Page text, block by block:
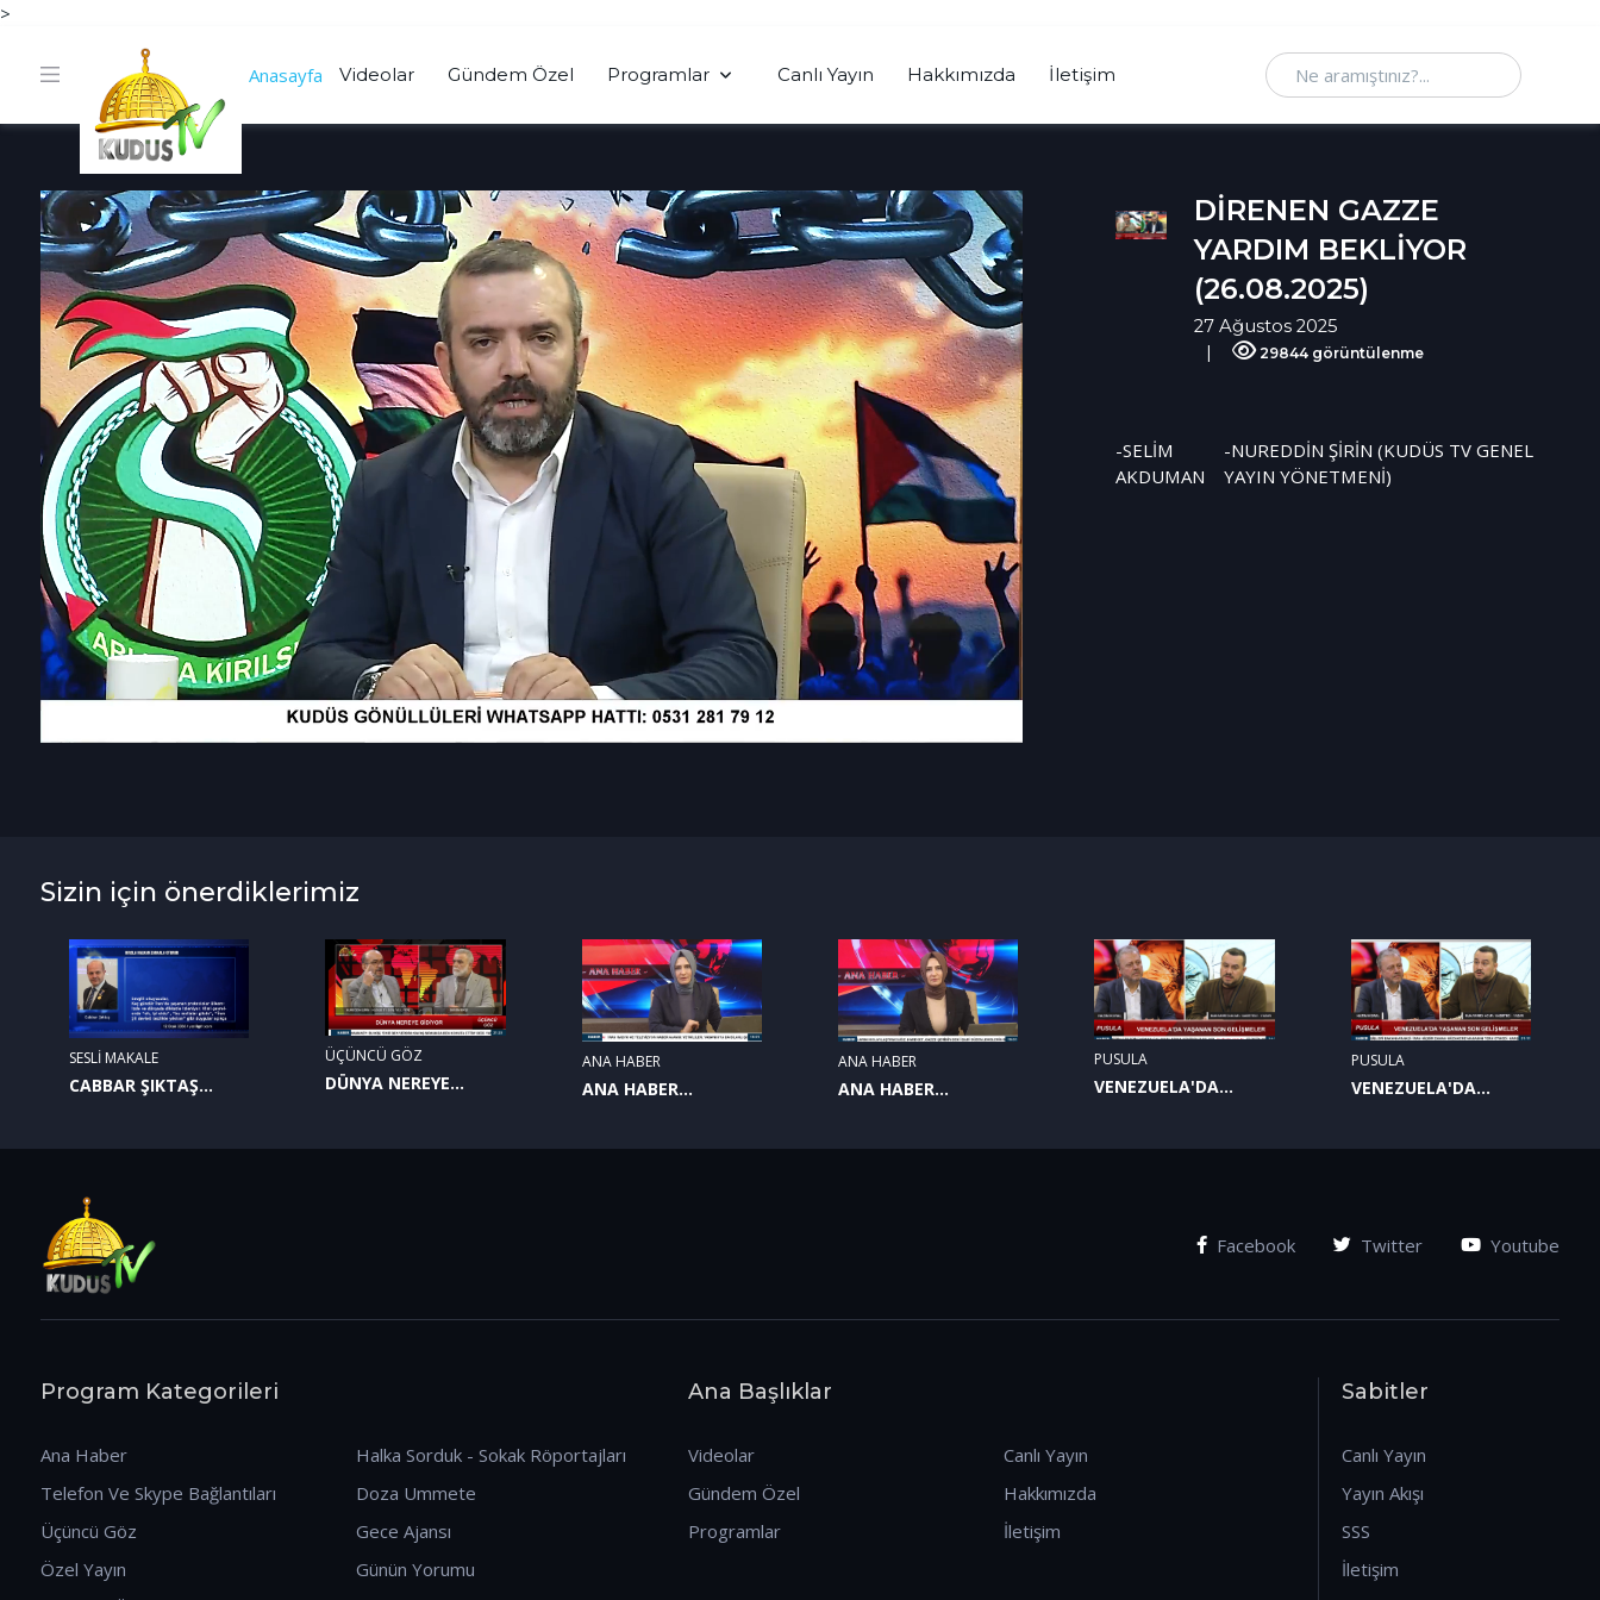
>
Anasayfa Videolar Gündem Özel Programlar Canlı Yayın Hakkımızda İletişim Ne aramıştınız
DİRENEN GAZZE
YARDIM BEKLİYOR
(26.08.2025)
27 Ağustos 2025
29844 görüntülenme
-SELİM
AKDUMAN
-NUREDDİN ŞİRİN (KUDÜS TV GENEL
YAYIN YÖNETMENİ)
Sizin için önerdiklerimiz
SESLİ MAKALE
CABBAR ŞIKTAŞ
ÜÇÜNCÜ GÖZ
DÜNYA NEREYE
ANA HABER
ANA HABER
ANA HABER
ANA HABER
PUSULA
VENEZUELA'DA
PUSULA
VENEZUELA'DA
Facebook Twitter Youtube
Program Kategorileri
Ana Haber
Telefon Ve Skype Bağlantıları
Üçüncü Göz
Özel Yayın
Halka Sorduk - Sokak Röportajları
Doza Ummete
Gece Ajansı
Günün Yorumu
Ana Başlıklar
Videolar
Gündem Özel
Programlar
Canlı Yayın
Hakkımızda
İletişim
Sabitler
Canlı Yayın
Yayın Akışı
SSS
İletişim